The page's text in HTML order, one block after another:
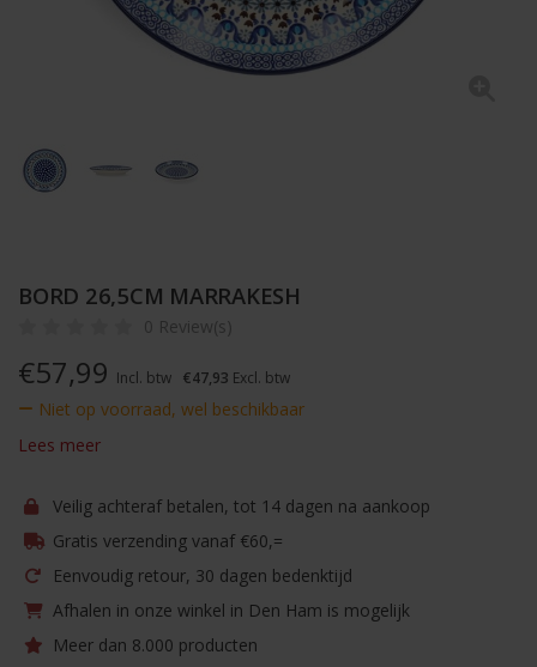
BORD 26,5CM MARRAKESH
0 Review(s)
€57,99 Incl. btw €47,93 Excl. btw
Niet op voorraad, wel beschikbaar
Lees meer
Veilig achteraf betalen, tot 14 dagen na aankoop
Gratis verzending vanaf €60,=
Eenvoudig retour, 30 dagen bedenktijd
Afhalen in onze winkel in Den Ham is mogelijk
Meer dan 8.000 producten